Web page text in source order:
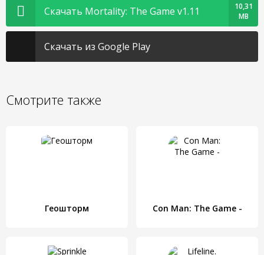
Скачать Mortality: The Game v1.11
10,31
MB
Скачать из Google Play
Смотрите также
Геошторм Con Man: The Game -